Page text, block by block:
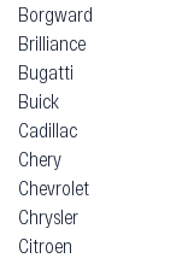
Borgward
Brilliance
Bugatti
Buick
Cadillac
Chery
Chevrolet
Chrysler
Citroen